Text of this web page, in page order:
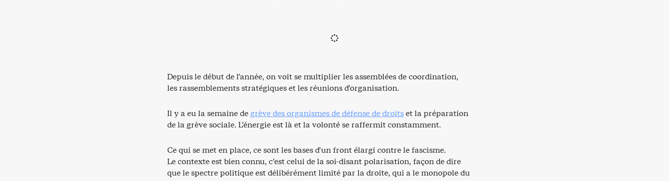
Depuis le début de l’année, on voit se multiplier les assemblées de coordination,
les rassemblements stratégiques et les réunions d’organisation.
Il y a eu la semaine degrève des organismes de défense de droitset la préparation
de la grève sociale. L’énergie est là et la volonté se raffermit constamment.
Ce qui se met en place, ce sont les bases d’un front élargi contre le fascisme.
Le contexte est bien connu, c’est celui de la soi-disant polarisation, façon de dire
que le spectre politique est délibérément limité par la droite, qui a le monopole du